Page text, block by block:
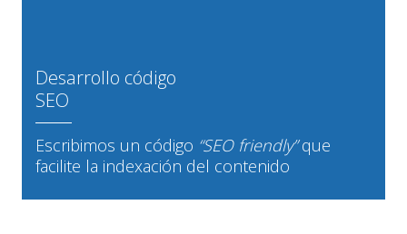
Desarrollo código
SEO
Escribimos un código “SEO friendly”que
facilite la indexación del contenido